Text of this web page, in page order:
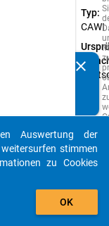
Typ:
CAWI
clear
auto_stories
add_shopping_cart
Auswertung der
stimmen
zu Cookies
OK